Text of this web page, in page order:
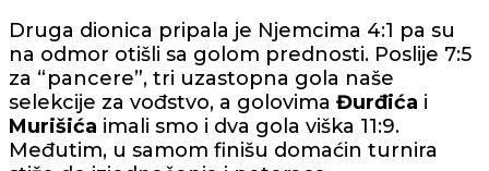
Druga dionica pripala je Njemcima 4:1 pa su
na odmor otišli sa golom prednosti. Poslije 7:5
za “pancere”, tri uzastopna gola naše
selekcije za vođstvo, a golovima Đurđića i
Murišića imali smo i dva gola viška 11:9.
Međutim, u samom finišu domaćin turnira